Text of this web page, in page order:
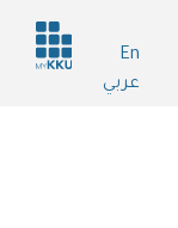
En
عربي
Header
services